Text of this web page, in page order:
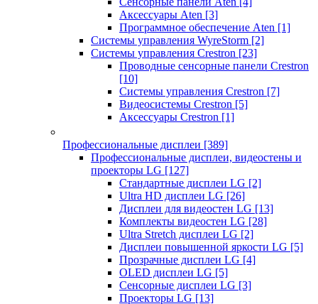
Аксессуары Aten [3]
Программное обеспечение Aten [1]
Системы управления WyreStorm [2]
Системы управления Crestron [23]
Проводные сенсорные панели Crestron
[10]
Системы управления Crestron [7]
Видеосистемы Crestron [5]
Аксессуары Crestron [1]
Профессиональные дисплеи [389]
Профессиональные дисплеи, видеостены и
проекторы LG [127]
Стандартные дисплеи LG [2]
Ultra HD дисплеи LG [26]
Дисплеи для видеостен LG [13]
Комплекты видеостен LG [28]
Ultra Stretch дисплеи LG [2]
Дисплеи повышенной яркости LG [5]
Прозрачные дисплеи LG [4]
OLED дисплеи LG [5]
Сенсорные дисплеи LG [3]
Проекторы LG [13]